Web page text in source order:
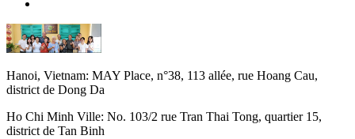
Hanoi, Vietnam: MAY Place, n°38, 113 allée, rue Hoang Cau,
district de Dong Da
Ho Chi Minh Ville: No. 103/2 rue Tran Thai Tong, quartier 15,
district de Tan Binh